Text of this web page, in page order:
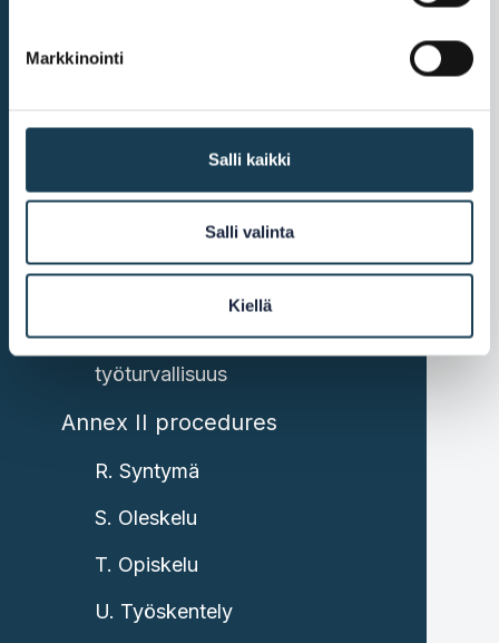
Markkinointi
Salli kaikki
Salli valinta
Kiellä
M. Tavarat
O. Liiketoiminnan
P. Julkiset hankinnat
Q. Työterveys ja
työturvallisuus
Annex II procedures
R. Syntymä
S. Oleskelu
T. Opiskelu
U. Työskentely